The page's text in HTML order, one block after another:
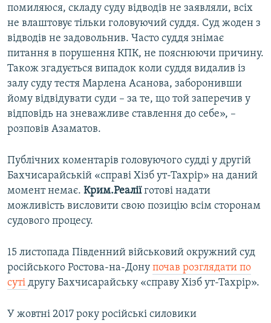
помиляюся, складу суду відводів не заявляли, всіх
не влаштовує тільки головуючий суддя. Суд жоден з
відводів не задовольнив. Часто суддя знімає
питання в порушення КПК, не пояснюючи причину.
Також згадується випадок коли суддя видалив із
залу суду тестя Марлена Асанова, заборонивши
йому відвідувати суди – за те, що той заперечив у
відповідь на зневажливе ставлення до себе», –
розповів Азаматов.
Публічних коментарів головуючого судді у другій
Бахчисарайській «справі Хізб ут-Тахрір» на даний
момент немає. Крим.Реаліїготові надати
можливість висловити свою позицію всім сторонам
судового процесу.
15 листопада Південний військовий окружний суд
російського Ростова-на-Дону почав розглядати по
суті другу Бахчисарайську «справу Хізб ут-Тахрір».
У жовтні 2017 року російські силовики